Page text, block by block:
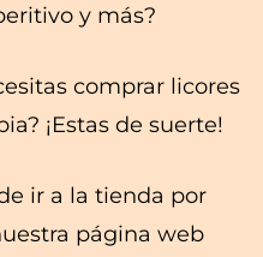
y más?
comprar licores
¡Estas de suerte!
ir a la tienda por
página web